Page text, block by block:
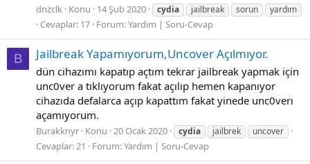
dnzclk Konu 14 Şub 2020 cydia jailbreak sorun yardım
Cevaplar: 17 Forum:Yardım | Soru-Cevap
B Jailbreak Yapamıyorum,Uncover Açılmıyor.
dün cihazımı kapatıp açtım tekrar jailbreak yapmak için
unc0ver a tıklıyorum fakat açılıp hemen kapanıyor
cihazıda defalarca açıp kapattım fakat yinede unc0verı
açamıyorum.
Burakknyr Konu 20 Ocak 2020 cydia jailbrek uncover
Cevaplar: 21 Forum:Yardım | Soru-Cevap